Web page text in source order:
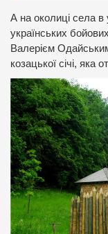
А на околиці села в
українських
Валерієм
козацької січі, яка